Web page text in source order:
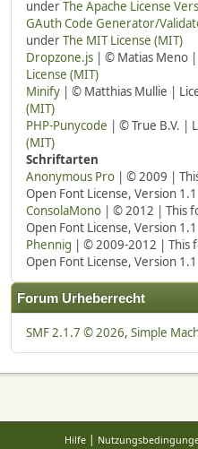
underThe Apache License
GAuth Code Generator/
underThe MIT License (MIT)
Dropzone.js | © Matias Meno
License (MIT)
Minify | © Matthias Mullie |
(MIT)
PHP-Punycode | © True B.V. |
(MIT)
Schriftarten
Anonymous Pro | © 2009 |
Open Font License, Version 1.1
ConsolaMono | © 2012 | This
Open Font License, Version 1.1
Phennig | © 2009-2012 | This
Open Font License, Version 1.1
Forum Urheberrecht
SMF 2.1.7 © 2026, Simple
Hilfe |